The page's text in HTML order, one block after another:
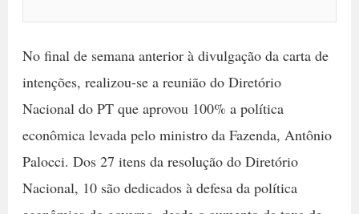
No final de semana anterior à divulgação da carta de
intenções, realizou-se a reunião do Diretório
Nacional do PT que aprovou 100% a política
econômica levada pelo ministro da Fazenda, Antônio
Palocci. Dos 27 itens da resolução do Diretório
Nacional, 10 são dedicados à defesa da política